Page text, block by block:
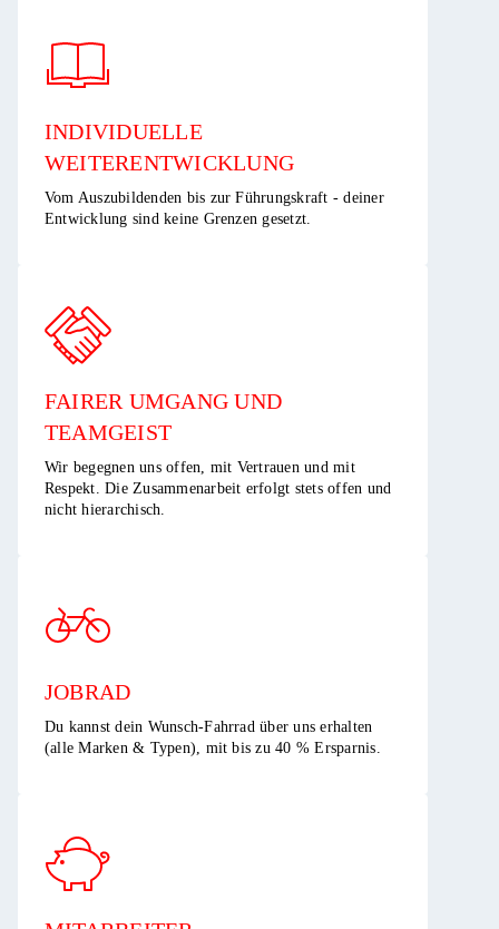
INDIVIDUELLE
WEITERENTWICKLUNG ​
Vom Auszubildenden bis zur Führungskraft - deiner
Entwicklung sind keine Grenzen gesetzt.​
FAIRER UMGANG UND
TEAMGEIST​
Wir begegnen uns offen, mit Vertrauen und mit
Respekt. Die Zusammenarbeit erfolgt stets offen und
nicht hierarchisch.​
JOBRAD
Du kannst dein Wunsch-Fahrrad über uns erhalten
(alle Marken & Typen), mit bis zu 40 % Ersparnis.​